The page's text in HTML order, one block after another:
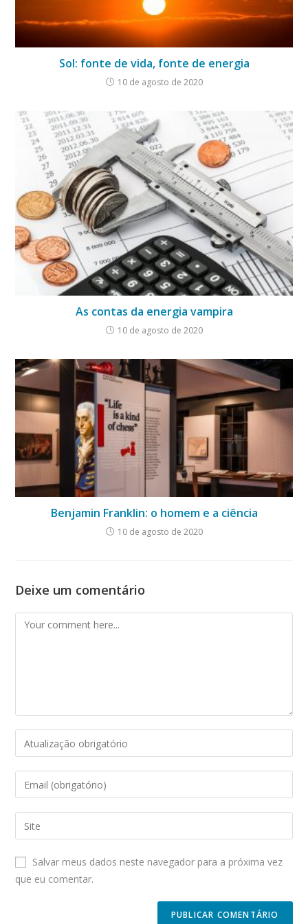
Sol: fonte de vida, fonte de energia
10 de agosto de 2020
As contas da energia vampira
10 de agosto de 2020
Benjamin Franklin: o homem e a ciência
10 de agosto de 2020
Deixe um comentário
Comment
Enter
your
name
comment
Enter
your
email
address
comment
Enter
your
website
URL
(optional)
Salvar meus dados neste navegador para a próxima vez
que eu comentar.